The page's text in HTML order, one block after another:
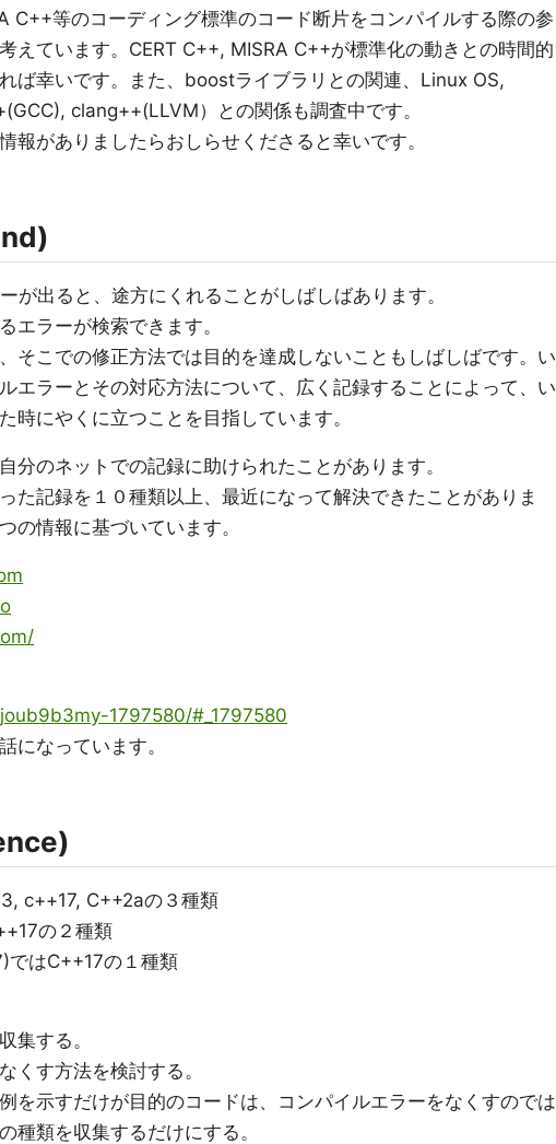
C++等のコーディング標準のコード断片をコンパイルする際の参
えています。CERT C++, MISRA C++が標準化の動きとの時間的
ば幸いです。また、boostライブラリとの関連、Linux OS,
clang++(LLVM）との関係も調査中です。
報がありましたらおしらせくださると幸いです。
が出ると、途方にくれることがしばしばあります。
エラーが検索できます。
そこでの修正方法では目的を達成しないこともしばしばです。い
エラーとその対応方法について、広く記録することによって、い
時にやくに立つことを目指しています。
分のネットでの記録に助けられたことがあります。
た記録を１０種類以上、最近になって解決できたことがありま
の情報に基づいています。
1797580/#_1797580
になっています。
c++17, C++2aの３種類
の２種類
はC++17の１種類
集する。
くす方法を検討する。
を示すだけが目的のコードは、コンパイルエラーをなくすのでは
種類を収集するだけにする。